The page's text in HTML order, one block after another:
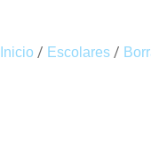
Inicio / Escolares /